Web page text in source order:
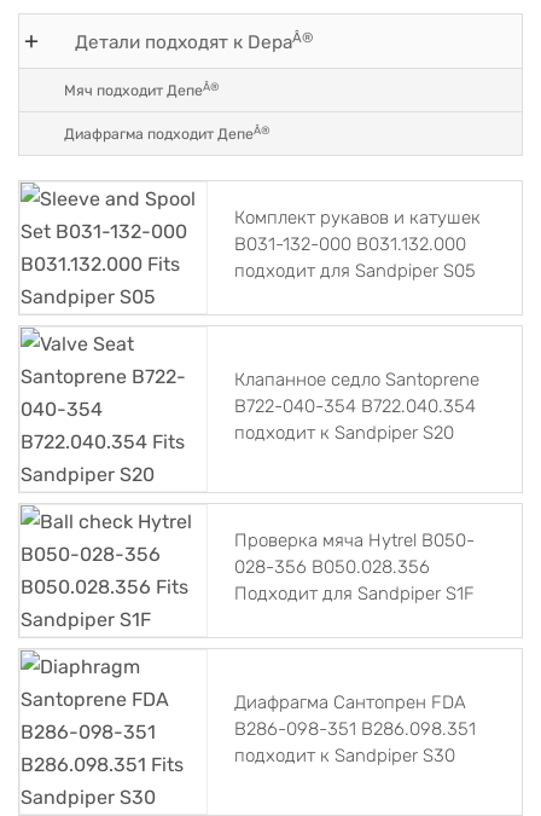
Детали подходят к DepaÂ®
Мяч подходит ДепеÂ®
Диафрагма подходит ДепеÂ®
Комплект рукавов и катушек
B031-132-000 B031.132.000
подходит для Sandpiper S05
Клапанное седло Santoprene
B722-040-354 B722.040.354
подходит к Sandpiper S20
Проверка мяча Hytrel B050-
028-356 B050.028.356
Подходит для Sandpiper S1F
Диафрагма Сантопрен FDA
B286-098-351 B286.098.351
подходит к Sandpiper S30